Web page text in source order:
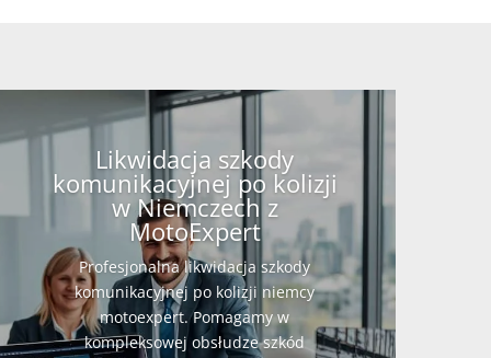
Likwidacja szkody
komunikacyjnej po kolizji
w Niemczech z
MotoExpert
Profesjonalna likwidacja szkody
komunikacyjnej po kolizji niemcy
motoexpert. Pomagamy w
kompleksowej obsłudze szkód